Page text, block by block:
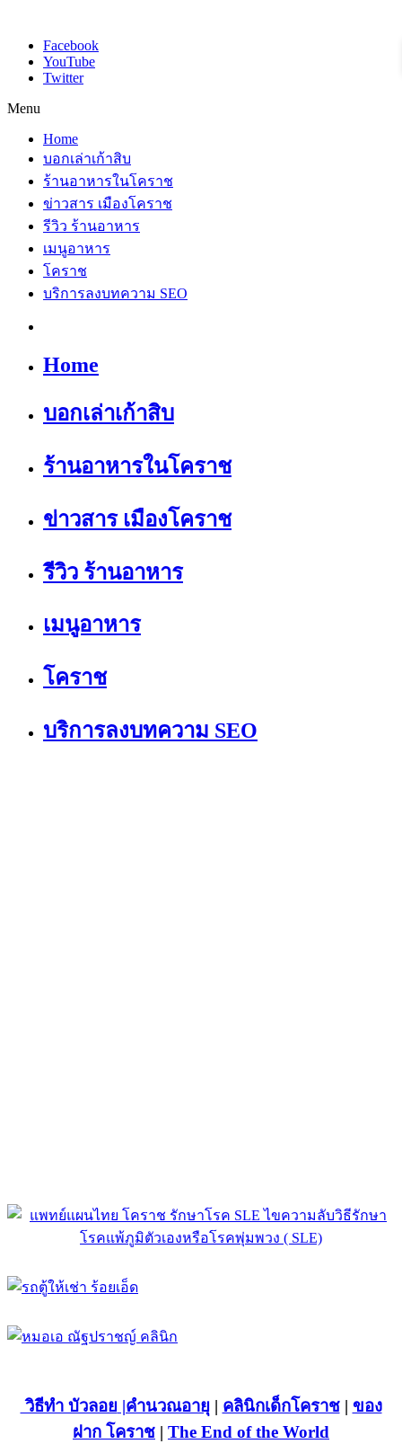
Facebook
YouTube
Twitter
Menu
Home
บอกเล่าเก้าสิบ
ร้านอาหารในโคราช
ข่าวสาร เมืองโคราช
รีวิว ร้านอาหาร
เมนูอาหาร
โคราช
บริการลงบทความ SEO
Home
บอกเล่าเก้าสิบ
ร้านอาหารในโคราช
ข่าวสาร เมืองโคราช
รีวิว ร้านอาหาร
เมนูอาหาร
โคราช
บริการลงบทความ SEO
วิธีทำ บัวลอย |คำนวณอายุ | คลินิกเด็กโคราช| ของ
ฝาก โคราช | The End of the World